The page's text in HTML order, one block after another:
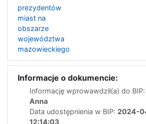
prezydentów
miast na
obszarze
województwa
mazowieckiego
Informacje o dokumencie:
Informację wprowawdził(a) do BIP:
Anna
Data udostępnienia w BIP: 2024-
12:14:03